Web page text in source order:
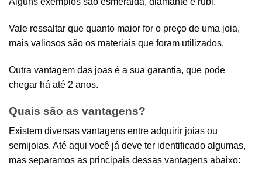
Vale ressaltar que quanto maior for o preço de uma joia,
mais valiosos são os materiais que foram utilizados.
Outra vantagem das joas é a sua garantia, que pode
chegar há até 2 anos.
Quais são as vantagens?
Existem diversas vantagens entre adquirir joias ou
semijoias. Até aqui você já deve ter identificado algumas,
mas separamos as principais dessas vantagens abaixo: